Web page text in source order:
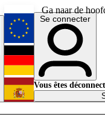
Ga naar de
English
Deutsch
Español
Se connecter
Vous êtes